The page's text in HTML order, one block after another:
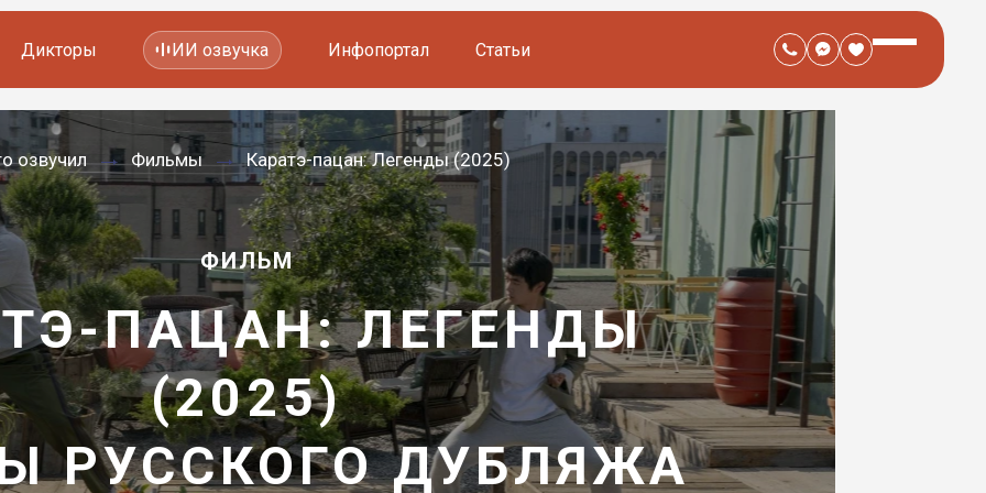
Фильмов и сериалов
Мультфильмов
YouTube каналов
Видеорекламы
Дикторы ИИ озвучка Инфопортал Статьи
озвучил Фильмы Каратэ-пацан: Легенды (2025)
ФИЛЬМ
ПАЦАН: ЛЕГЕНДЫ
(2025)
—
РУССКОГО ДУБЛЯЖА